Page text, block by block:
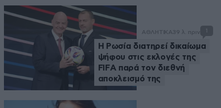
ΑΘΛΗΤΙΚΑ39 λ. πριν 1
Η Ρωσία διατηρεί δικαίωμα
ψήφου στις εκλογές της
FIFA παρά τον διεθνή
αποκλεισμό της